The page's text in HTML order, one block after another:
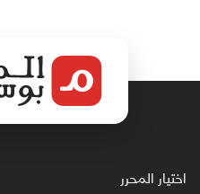
اختيار المحرر